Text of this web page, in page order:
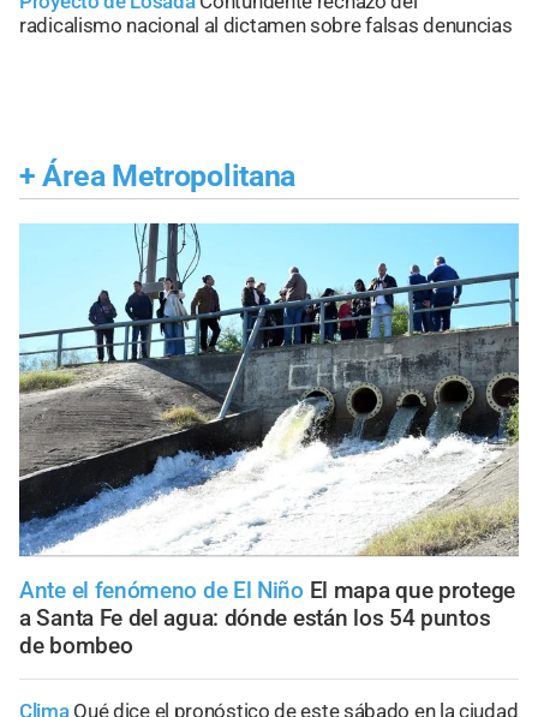
radicalismo nacional al dictamen sobre falsas denuncias
+ Área Metropolitana
Ante el fenómeno de El Niño El mapa que protege
a Santa Fe del agua: dónde están los 54 puntos
de bombeo
Clima Qué dice el pronóstico de este sábado en la ciudad